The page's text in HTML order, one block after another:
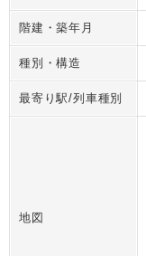
階建・築年月
種別・構造
最寄り駅/列車種別
地図